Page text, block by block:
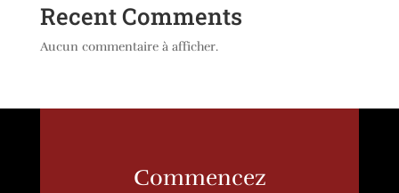
Recent Comments
Aucun commentaire à afficher.
Commencez